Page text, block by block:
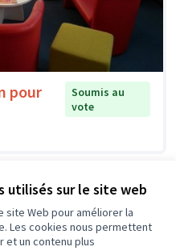
utilisés sur le site web
site Web pour améliorer la
Les cookies nous permettent
et un contenu plus
pour
Soumis au
vote